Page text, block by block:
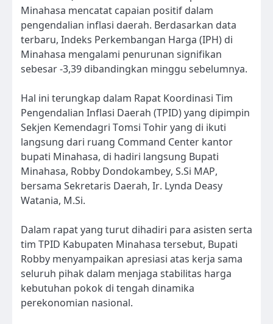
Minahasa mencatat capaian positif dalam
pengendalian inflasi daerah. Berdasarkan data
terbaru, Indeks Perkembangan Harga (IPH) di
Minahasa mengalami penurunan signifikan
sebesar -3,39 dibandingkan minggu sebelumnya.
Hal ini terungkap dalam Rapat Koordinasi Tim
Pengendalian Inflasi Daerah (TPID) yang dipimpin
Sekjen Kemendagri Tomsi Tohir yang di ikuti
langsung dari ruang Command Center kantor
bupati Minahasa, di hadiri langsung Bupati
Minahasa, Robby Dondokambey, S.Si MAP,
bersama Sekretaris Daerah, Ir. Lynda Deasy
Watania, M.Si.
Dalam rapat yang turut dihadiri para asisten serta
tim TPID Kabupaten Minahasa tersebut, Bupati
Robby menyampaikan apresiasi atas kerja sama
seluruh pihak dalam menjaga stabilitas harga
kebutuhan pokok di tengah dinamika
perekonomian nasional.